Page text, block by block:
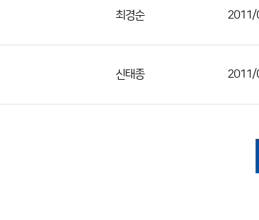
최경순 2011/
신태종 2011/